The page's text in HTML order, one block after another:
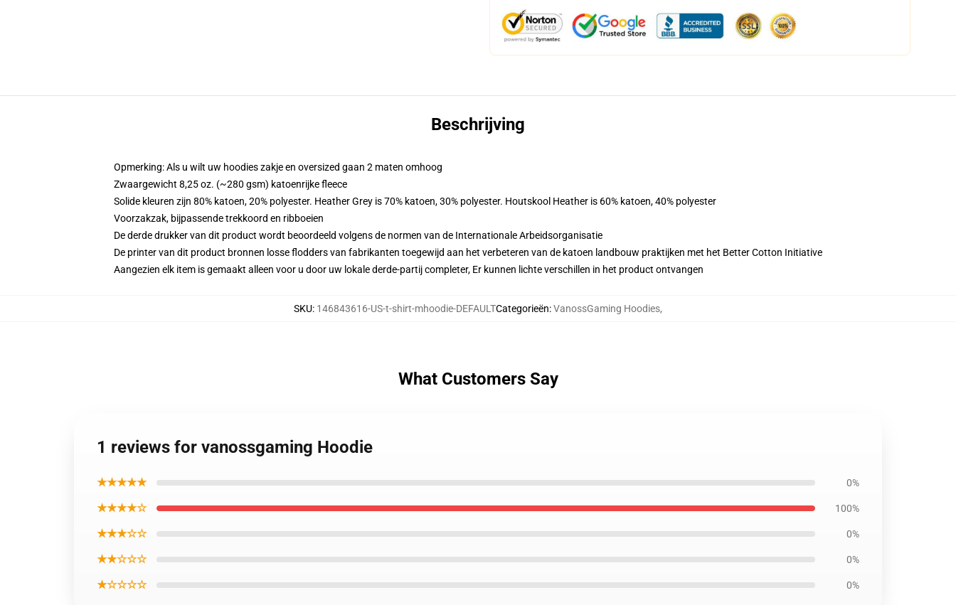
Beschrijving
Opmerking: Als u wilt uw hoodies zakje en oversized gaan 2 maten omhoog
Zwaargewicht 8,25 oz. (~280 gsm) katoenrijke fleece
Solide kleuren zijn 80% katoen, 20% polyester. Heather Grey is 70% katoen, 30% polyester. Houtskool Heather is 60% katoen, 40% polyester
Voorzakzak, bijpassende trekkoord en ribboeien
De derde drukker van dit product wordt beoordeeld volgens de normen van de Internationale Arbeidsorganisatie
De printer van dit product bronnen losse flodders van fabrikanten toegewijd aan het verbeteren van de katoen landbouw praktijken met het Better Cotton Initiative
Aangezien elk item is gemaakt alleen voor u door uw lokale derde-partij completer, Er kunnen lichte verschillen in het product ontvangen
SKU: 146843616-US-t-shirt-mhoodie-DEFAULTCategorieën:VanossGaming Hoodies,
What Customers Say
1 reviews for vanossgaming Hoodie
★★★★★ 0%
★★★★☆ 100%
★★★☆☆ 0%
★★☆☆☆ 0%
★☆☆☆☆ 0%